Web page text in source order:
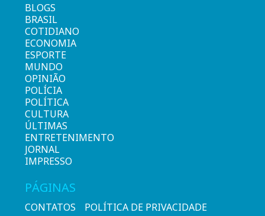
BLOGS
BRASIL
COTIDIANO
ECONOMIA
ESPORTE
MUNDO
OPINIÃO
POLÍCIA
POLÍTICA
CULTURA
ÚLTIMAS
ENTRETENIMENTO
JORNAL
IMPRESSO
PÁGINAS
CONTATOS POLÍTICA DE PRIVACIDADE